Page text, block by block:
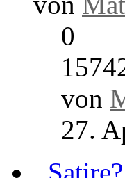
von
10.